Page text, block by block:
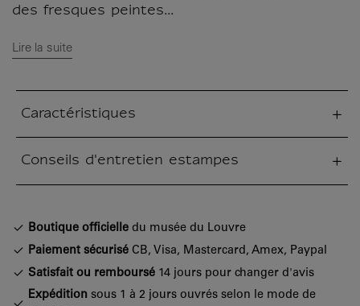
des fresques peintes...
Lire la suite
Caractéristiques
Conseils d'entretien estampes
Boutique officielle du musée du Louvre
Paiement sécurisé CB, Visa, Mastercard, Amex, Paypal
Satisfait ou remboursé 14 jours pour changer d'avis
Expédition sous 1 à 2 jours ouvrés selon le mode de